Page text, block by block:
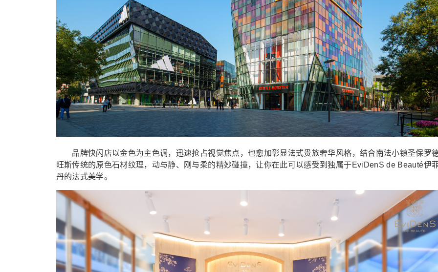
品牌快闪店以金色为主色调，迅速抢占视觉焦点，也愈加彰显法式贵族奢华风格，结合南法小镇圣保罗
旺斯传统的原色石材纹理，动与静、刚与柔的精妙碰撞，让你在此可以感受到独属于EviDenS de Beauté伊
丹的法式美学。